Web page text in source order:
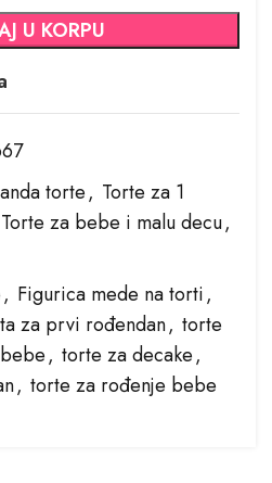
U KORPU
torte, Torte za 1
Torte za bebe i malu decu,
, Figurica mede na torti,
za prvi rođendan, torte
, torte za decake,
, torte za rođenje bebe